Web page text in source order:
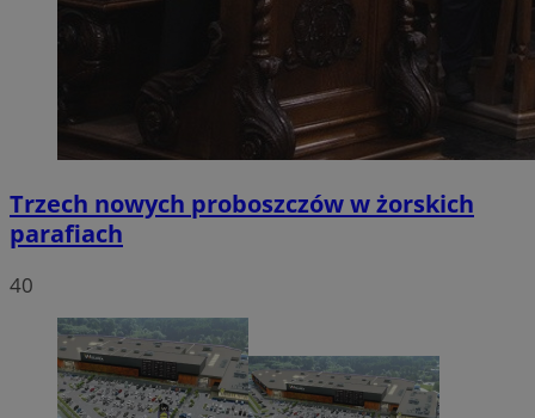
Trzech nowych proboszczów w żorskich
parafiach
40